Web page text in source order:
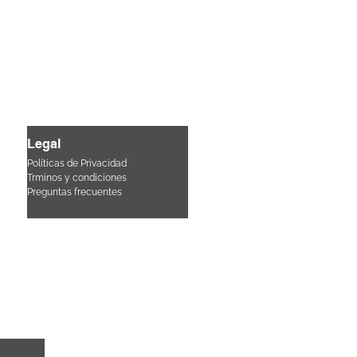
Legal
Políticas de Privacidad
Trminos y condiciones
Preguntas frecuentes